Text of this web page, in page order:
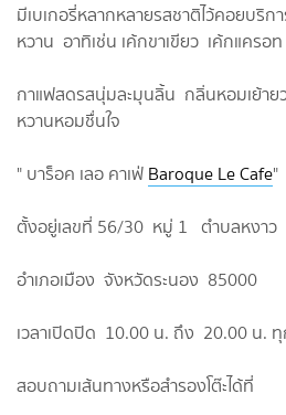
มีเบเกอรี่หลากหลายรสชาติไว้คอยบริก
หวาน อาทิเช่น เค้กขาเขียว เค้กแครอ
กาแฟสดรสนุ่มละมุนลิ้น กลิ่นหอมเย้าย
หวานหอมชื่นใจ
" บาร็อค เลอ คาเฟ่ Baroque Le Cafe"
ตั้งอยู่เลขที่ 56/30 หมู่ 1 ตำบลหงาว
อำเภอเมือง จังหวัดระนอง 85000
เวลาเปิดปิด 10.00 น. ถึง 20.00 น.
สอบถามเส้นทางหรือสำรองโต๊ะได้ที่